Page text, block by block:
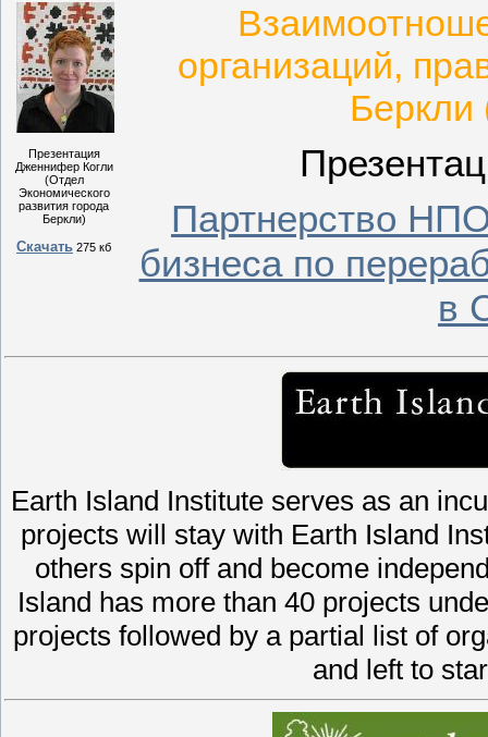
Презентация
Дженнифер Когли
(Отдел
Экономического
развития города
Беркли)
Скачать 275 кб
организаций,
Партнерство
бизнеса по
в
Earth Island Institute serves as an
projects will stay with Earth Island
others spin off and become
Island has more than 40 projects
projects followed by a partial list of
and left to